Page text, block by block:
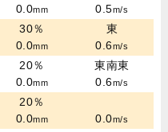
0.0mm
0.5m/s
30％
0.0mm
東
0.6m/s
20％
0.0mm
東南東
0.6m/s
20％
0.0mm 0.0m/s